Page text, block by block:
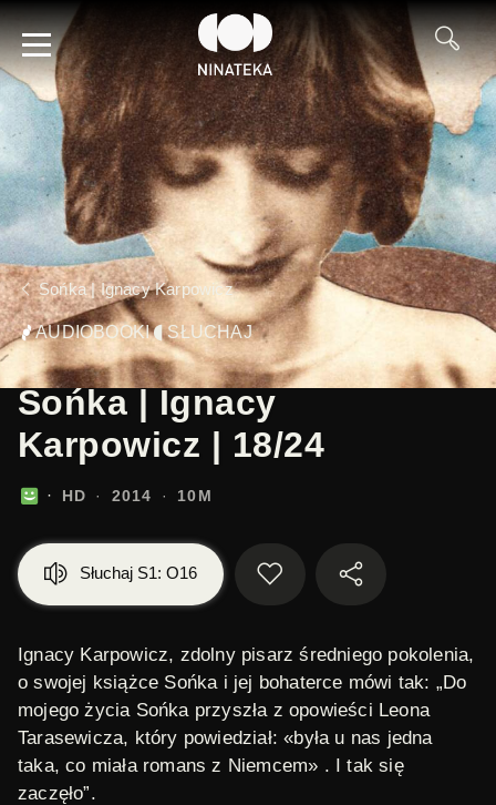
Sońka | Ignacy Karpowicz
AUDIOBOOKI SŁUCHAJ
Sońka | Ignacy
Karpowicz | 18/24
HD 2014 10M
Słuchaj S1: O16
Ignacy Karpowicz, zdolny pisarz średniego pokolenia,
o swojej książce Sońkai jej bohaterce mówi tak: „Do
mojego życia Sońka przyszła z opowieści Leona
Tarasewicza, który powiedział: «była u nas jedna
taka, co miała romans z Niemcem» . I tak się
zaczęło”.